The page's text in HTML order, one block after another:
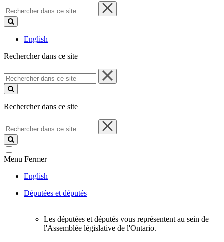
Rechercher
dans
ce
English
Rechercher dans ce site
Rechercher
dans
ce
Rechercher dans ce site
Rechercher
dans
ce
site
Menu Fermer
English
Députées et députés
Les députées et députés vous représentent au sein de
l'Assemblée législative de l'Ontario.